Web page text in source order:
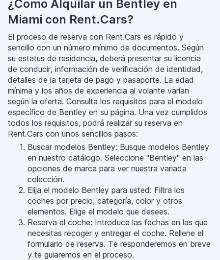
¿Como Alquilar un Bentley en
Miami con Rent.Cars?
El proceso de reserva con Rent.Cars es rápido y
sencillo con un número mínimo de documentos. Según
su estatus de residencia, deberá presentar su licencia
de conducir, información de verificación de identidad,
detalles de la tarjeta de pago y pasaporte. La edad
mínima y los años de experiencia al volante varían
según la oferta. Consulta los requisitos para el modelo
específico de Bentley en su página. Una vez cumplidos
todos los requisitos, podrá realizar su reserva en
Rent.Cars con unos sencillos pasos:
Buscar modelos Bentley: Busque modelos Bentley
en nuestro catálogo. Seleccione "Bentley" en las
opciones de marca para ver nuestra variada
colección.
Elija el modelo Bentley para usted: Filtra los
coches por precio, categoría, color y otros
elementos. Elige el modelo que desees.
Reserva el coche: Introduce las fechas en las que
necesitas recoger y entregar el coche. Rellene el
formulario de reserva. Te responderemos en breve
y te guiaremos en el proceso.